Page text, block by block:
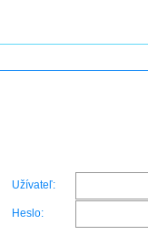
Užívateľ:
Heslo: